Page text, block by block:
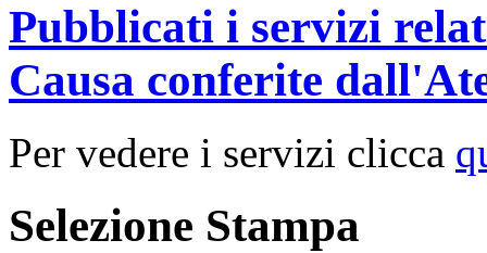
Pubblicati i servizi
Causa conferite
Per vedere i servizi clicca
Selezione Stampa